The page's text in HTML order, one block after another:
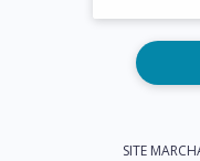
SITE